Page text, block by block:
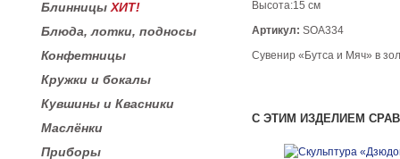
Блинницы ХИТ!
Блюда, лотки, подносы
Конфетницы
Кружки и бокалы
Кувшины и Квасники
Маслёнки
Приборы
Высота:15 см
Артикул: SOA334
Сувенир «Бутса и Мяч» в
С ЭТИМ ИЗДЕЛИЕМ